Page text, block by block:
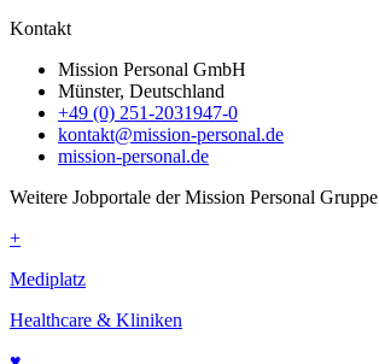
Kontakt
Mission Personal GmbH
Münster, Deutschland
+49 (0) 251-2031947-0
kontakt@mission-personal.de
mission-personal.de
Weitere Jobportale der Mission Personal Gruppe
+
Mediplatz
Healthcare & Kliniken